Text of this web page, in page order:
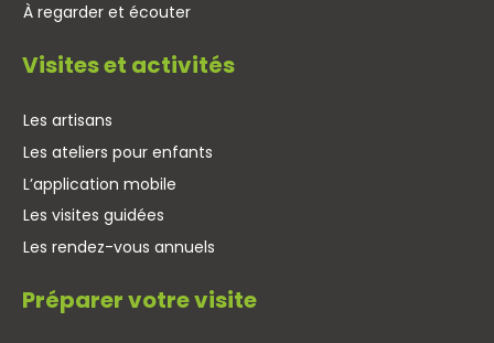
À regarder et écouter
Visites et activités
Les artisans
Les ateliers pour enfants
L’application mobile
Les visites guidées
Les rendez-vous annuels
Préparer votre visite